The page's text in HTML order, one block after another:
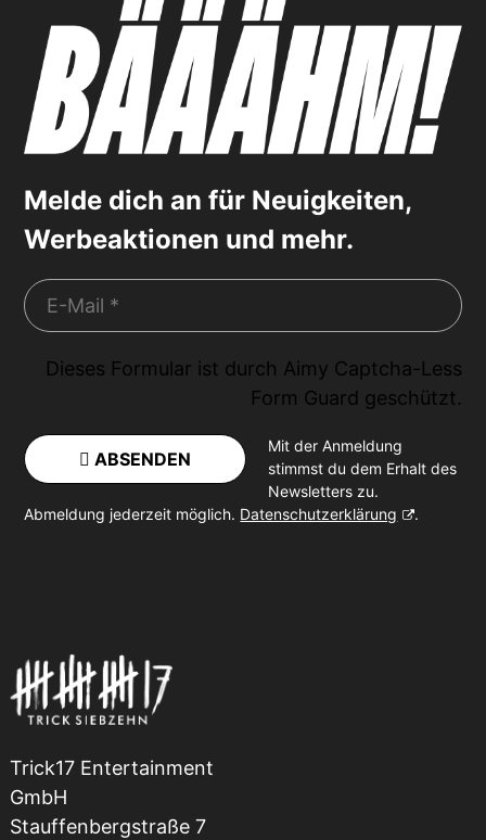
Melde dich an für Neuigkeiten,
Werbeaktionen und mehr.
Dieses Formular ist durch Aimy Captcha-Less
Form Guard geschützt.
ABSENDEN
Mit der Anmeldung
stimmst du dem Erhalt des
Newsletters zu.
Abmeldung jederzeit möglich. Datenschutzerklärung .
Trick17 Entertainment
GmbH
Stauffenbergstraße 7